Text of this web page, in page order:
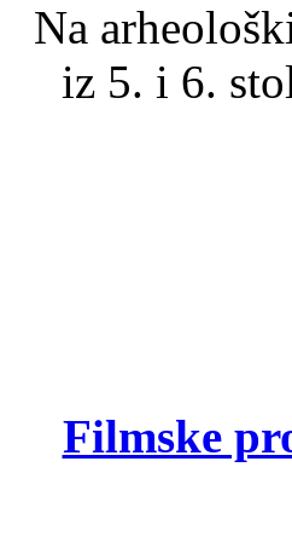
Na
iz 5. i 6.
Filmske